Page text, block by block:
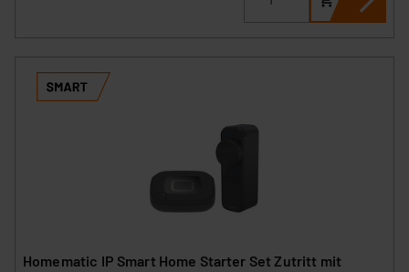
Homematic IP Smart Home Starter Set Zutritt mit